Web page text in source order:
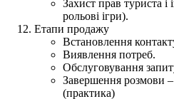
Захист прав туриста і
рольові ігри).
Етапи продажу
Встановлення
Виявлення потреб.
Обслуговування
Завершення розмови
(практика)